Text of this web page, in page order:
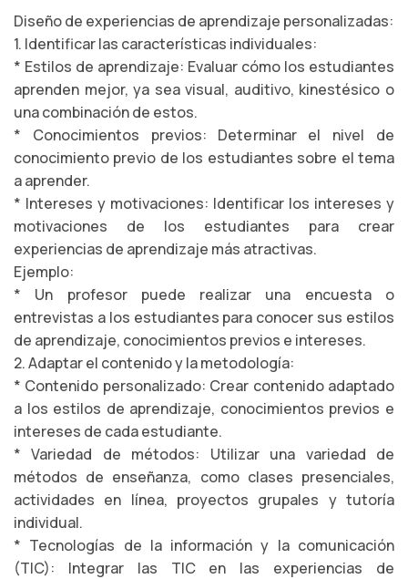
Diseño de experiencias de aprendizaje personalizadas:
1. Identificar las características individuales:
* Estilos de aprendizaje: Evaluar cómo los estudiantes
aprenden mejor, ya sea visual, auditivo, kinestésico o
una combinación de estos.
* Conocimientos previos: Determinar el nivel de
conocimiento previo de los estudiantes sobre el tema
a aprender.
* Intereses y motivaciones: Identificar los intereses y
motivaciones de los estudiantes para crear
experiencias de aprendizaje más atractivas.
Ejemplo:
* Un profesor puede realizar una encuesta o
entrevistas a los estudiantes para conocer sus estilos
de aprendizaje, conocimientos previos e intereses.
2. Adaptar el contenido y la metodología:
* Contenido personalizado: Crear contenido adaptado
a los estilos de aprendizaje, conocimientos previos e
intereses de cada estudiante.
* Variedad de métodos: Utilizar una variedad de
métodos de enseñanza, como clases presenciales,
actividades en línea, proyectos grupales y tutoría
individual.
* Tecnologías de la información y la comunicación
(TIC): Integrar las TIC en las experiencias de